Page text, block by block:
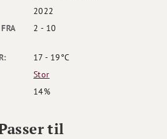
2022
2 - 10
17 - 19°C
Stor
14%
til